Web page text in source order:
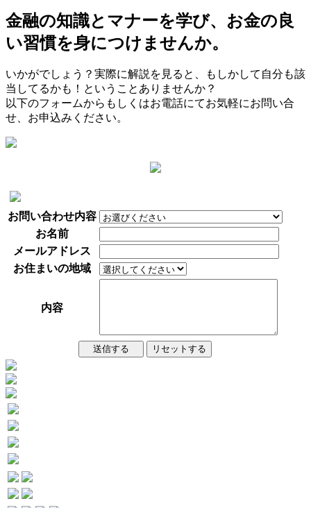
金融の知識とマナーを学び、お金の良
い習慣を身につけませんか。
いかがでしょう？実際に解説を見ると、もしかして自分も該
当してるかも！ということありませんか？
以下のフォームからもしくはお電話にてお気軽にお問い合
せ、お申込みください。
お問い合わせ内容
お名前
メールアドレス
お住まいの地域
内容
送信する リセットする